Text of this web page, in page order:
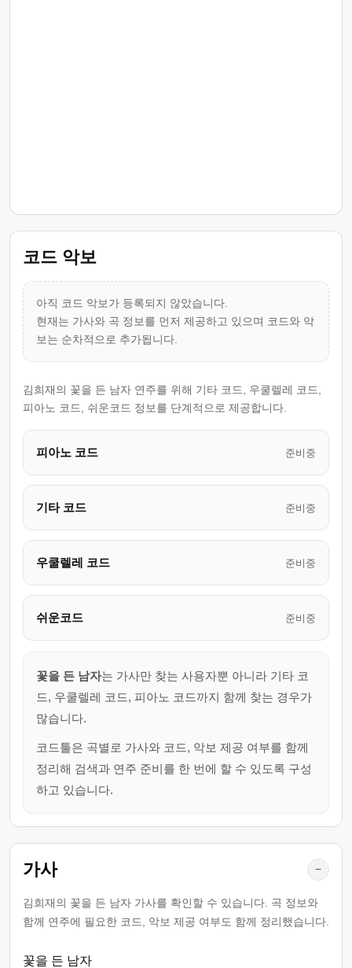
코드 악보
아직 코드 악보가 등록되지 않았습니다.
현재는 가사와 곡 정보를 먼저 제공하고 있으며 코드와 악
보는 순차적으로 추가됩니다.
김희재의 꽃을 든 남자 연주를 위해 기타 코드, 우쿨렐레 코드,
피아노 코드, 쉬운코드 정보를 단계적으로 제공합니다.
피아노 코드 준비중
기타 코드 준비중
우쿨렐레 코드 준비중
쉬운코드 준비중
꽃을 든 남자는 가사만 찾는 사용자뿐 아니라 기타 코
드, 우쿨렐레 코드, 피아노 코드까지 함께 찾는 경우가
많습니다.
코드툴은 곡별로 가사와 코드, 악보 제공 여부를 함께
정리해 검색과 연주 준비를 한 번에 할 수 있도록 구성
하고 있습니다.
가사 −
김희재의 꽃을 든 남자 가사를 확인할 수 있습니다. 곡 정보와
함께 연주에 필요한 코드, 악보 제공 여부도 함께 정리했습니다.
꽃을 든 남자